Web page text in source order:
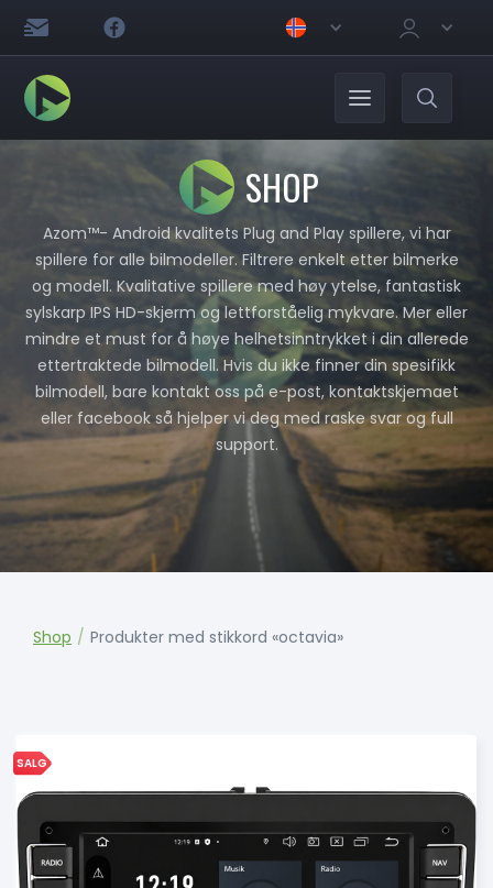
SHOP
Azom™- Android kvalitets Plug and Play spillere, vi har
spillere for alle bilmodeller. Filtrere enkelt etter bilmerke
og modell. Kvalitative spillere med høy ytelse, fantastisk
sylskarp IPS HD-skjerm og lettforståelig mykvare. Mer eller
mindre et must for å høye helhetsinntrykket i din allerede
ettertraktede bilmodell. Hvis du ikke finner din spesifikk
bilmodell, bare kontakt oss på e-post, kontaktskjemaet
eller facebook så hjelper vi deg med raske svar og full
support.
Shop / Produkter med stikkord «octavia»
SALG